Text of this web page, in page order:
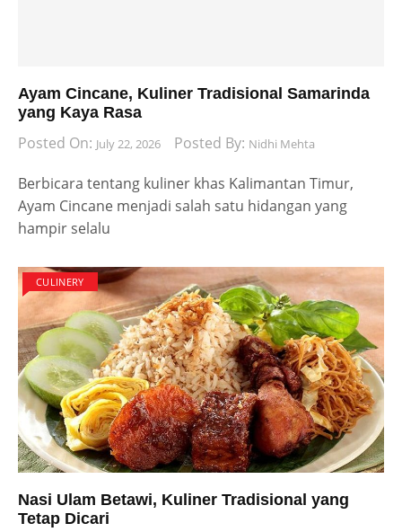
Ayam Cincane, Kuliner Tradisional Samarinda
yang Kaya Rasa
Posted On: July 22, 2026 Posted By: Nidhi Mehta
Berbicara tentang kuliner khas Kalimantan Timur,
Ayam Cincane menjadi salah satu hidangan yang
hampir selalu
CULINERY
Nasi Ulam Betawi, Kuliner Tradisional yang
Tetap Dicari